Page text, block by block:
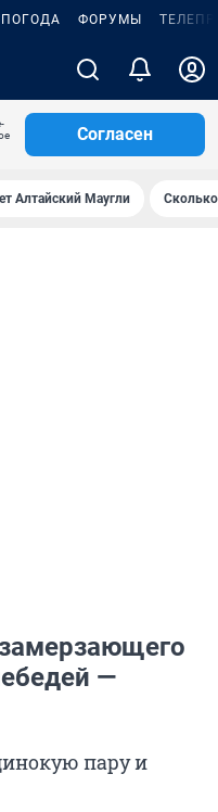
ПОГОДА ФОРУМЫ
Согласен
Алтайский Маугли
—
пару и